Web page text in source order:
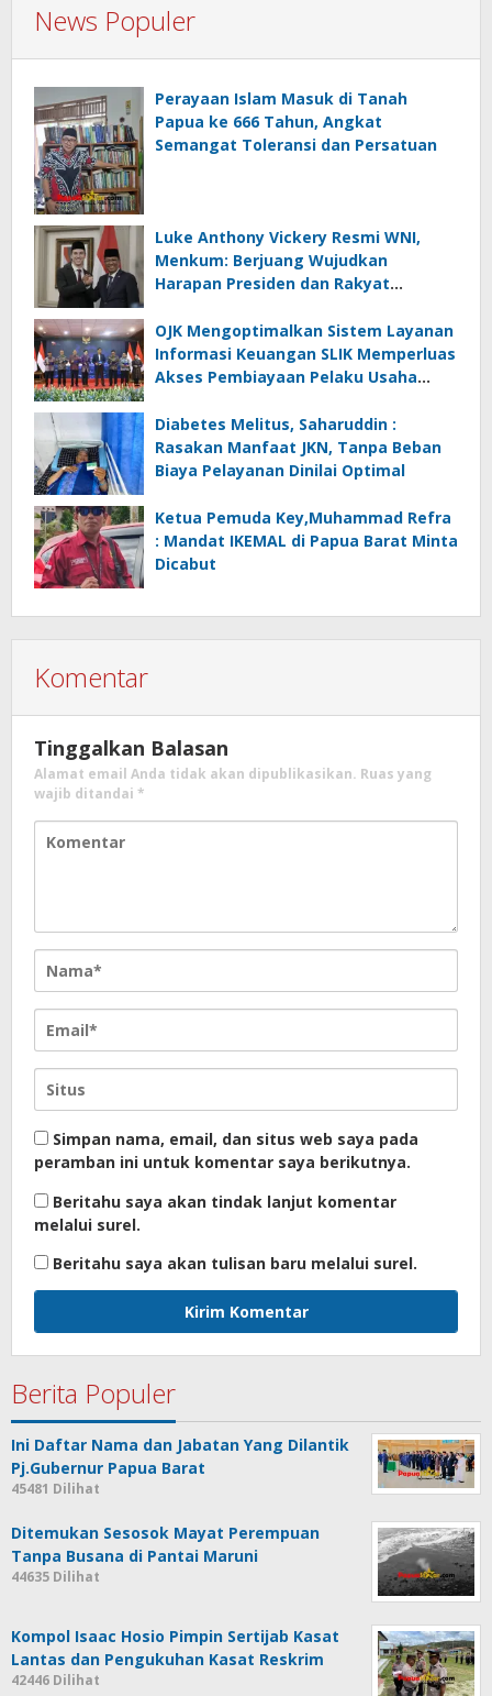
News Populer
Perayaan Islam Masuk di Tanah
Papua ke 666 Tahun, Angkat
Semangat Toleransi dan Persatuan
Luke Anthony Vickery Resmi WNI,
Menkum: Berjuang Wujudkan
Harapan Presiden dan Rakyat
OJK Mengoptimalkan Sistem Layanan
Informasi Keuangan SLIK Memperluas
Akses Pembiayaan Pelaku Usaha
Diabetes Melitus, Saharuddin :
Rasakan Manfaat JKN, Tanpa Beban
Biaya Pelayanan Dinilai Optimal
Ketua Pemuda Key,Muhammad Refra
: Mandat IKEMAL di Papua Barat Minta
Dicabut
Komentar
Tinggalkan Balasan
Alamat email Anda tidak akan dipublikasikan. Ruas yang
wajib ditandai *
Simpan nama, email, dan situs web saya pada
peramban ini untuk komentar saya berikutnya.
Beritahu saya akan tindak lanjut komentar
melalui surel.
Beritahu saya akan tulisan baru melalui surel.
Berita Populer
Ini Daftar Nama dan Jabatan Yang Dilantik
Pj.Gubernur Papua Barat
45481 Dilihat
Ditemukan Sesosok Mayat Perempuan
Tanpa Busana di Pantai Maruni
44635 Dilihat
Kompol Isaac Hosio Pimpin Sertijab Kasat
Lantas dan Pengukuhan Kasat Reskrim
42446 Dilihat